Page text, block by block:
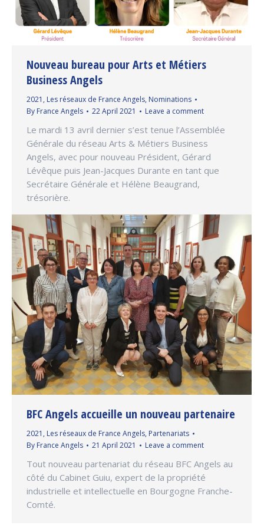
Nouveau bureau pour Arts et Métiers
Business Angels
2021 , Les réseaux de France Angels, Nominations
By France Angels 22 April 2021 Leave a comment
Le mardi 13 avril dernier s’est tenue l’Assemblée
Générale du réseau Arts & Métiers Business
Angels, avec pour nouveau Président, Gérard
Lévêque puis Jean-Jacques Durante en tant que
Secrétaire Générale et Hélène Beaugrand,
trésorière.
BFC Angels accueille un nouveau partenaire
2021 , Les réseaux de France Angels, Partenariats
By France Angels 21 April 2021 Leave a comment
Tout nouveau partenariat du réseau BFC Angels au
côté du Cabinet Guiu, expert de la propriété
industrielle et intellectuelle en Bourgogne Franche-
Comté.